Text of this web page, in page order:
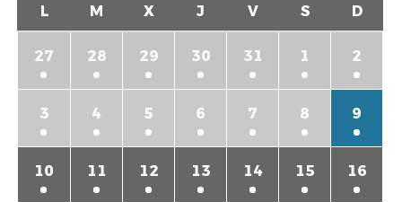
L M X J V S D
27 28 29 30 31 1 2
3 4 5 6 7 8 9
10 11 12 13 14 15 16